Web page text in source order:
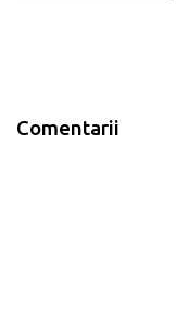
Comentarii